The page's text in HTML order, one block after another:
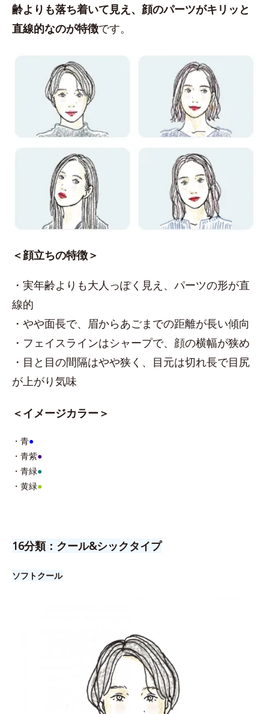
齢よりも落ち着いて見え、顔のパーツがキリッと
直線的なのが特徴です。
＜顔立ちの特徴＞
・実年齢よりも大人っぽく見え、パーツの形が直
線的
・やや面長で、眉からあごまでの距離が長い傾向
・フェイスラインはシャープで、顔の横幅が狭め
・目と目の間隔はやや狭く、目元は切れ長で目尻
が上がり気味
＜イメージカラー＞
・青●
・青紫●
・青緑●
・黄緑●
16分類：クール&シックタイプ
ソフトクール